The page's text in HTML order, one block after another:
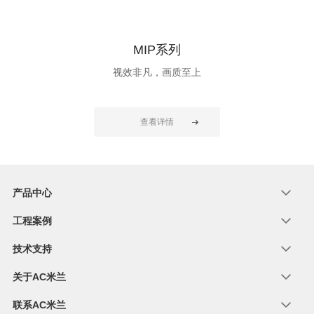
MIP系列
视效非凡，画质至上
查看详情
产品中心
工程案例
技术支持
关于AC米兰
联系AC米兰